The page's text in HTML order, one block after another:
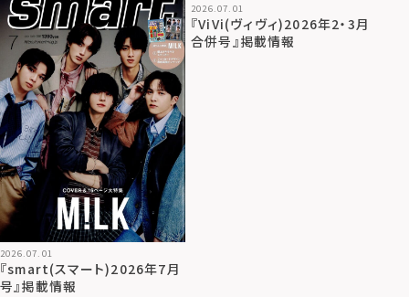
2026.07.01
『smart(スマート)2026年7月
号』掲載情報
2026.07.01
『ViVi(ヴィヴィ)2026年2・3月
合併号』掲載情報